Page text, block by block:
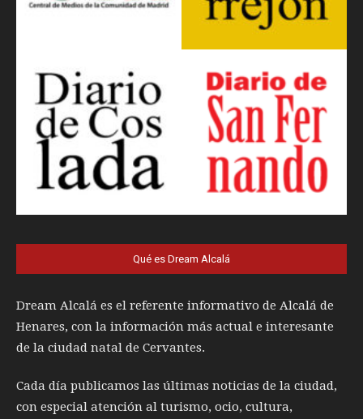
Qué es Dream Alcalá
Dream Alcalá es el referente informativo de Alcalá de
Henares, con la información más actual e interesante
de la ciudad natal de Cervantes.
Cada día publicamos las últimas noticias de la ciudad,
con especial atención al turismo, ocio, cultura,